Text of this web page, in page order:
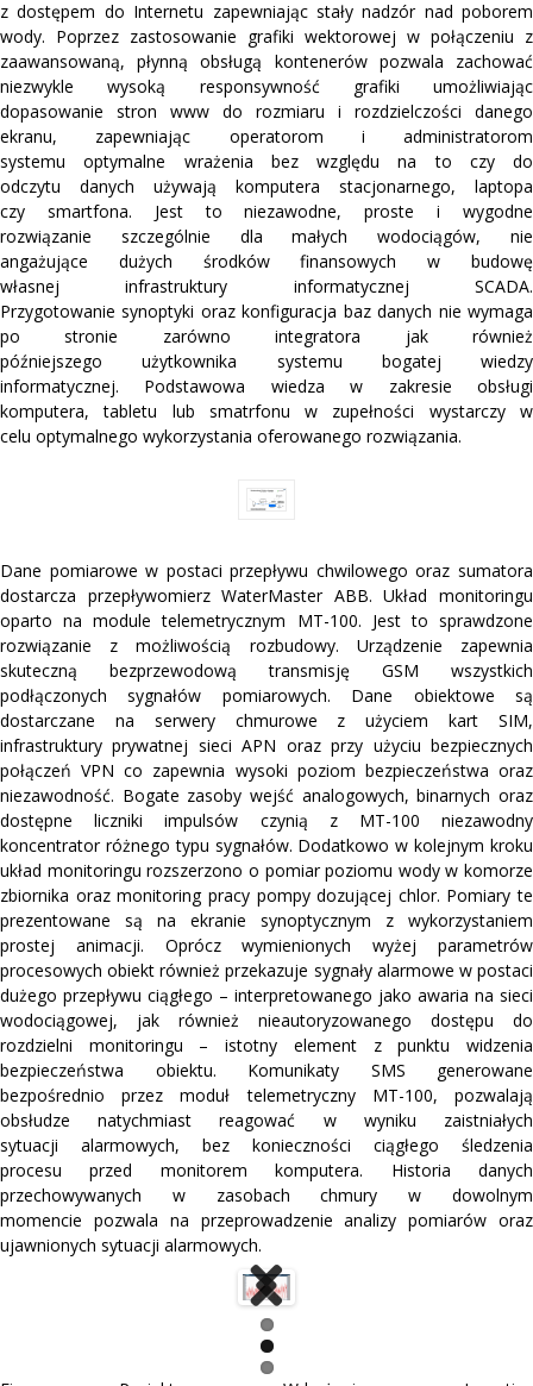
z dostępem do Internetu zapewniając stały nadzór nad poborem
wody. Poprzez zastosowanie grafiki wektorowej w połączeniu z
zaawansowaną, płynną obsługą kontenerów pozwala zachować
niezwykle wysoką responsywność grafiki umożliwiając
dopasowanie stron www do rozmiaru i rozdzielczości danego
ekranu, zapewniając operatorom i administratorom
systemu optymalne wrażenia bez względu na to czy do
odczytu danych używają komputera stacjonarnego, laptopa
czy smartfona. Jest to niezawodne, proste i wygodne
rozwiązanie szczególnie dla małych wodociągów, nie
angażujące dużych środków finansowych w budowę
własnej infrastruktury informatycznej SCADA.
Przygotowanie synoptyki oraz konfiguracja baz danych nie wymaga
po stronie zarówno integratora jak również
późniejszego użytkownika systemu bogatej wiedzy
informatycznej. Podstawowa wiedza w zakresie obsługi
komputera, tabletu lub smatrfonu w zupełności wystarczy w
celu optymalnego wykorzystania oferowanego rozwiązania.
Dane pomiarowe w postaci przepływu chwilowego oraz sumatora
dostarcza przepływomierz WaterMaster ABB. Układ monitoringu
oparto na module telemetrycznym MT-100. Jest to sprawdzone
rozwiązanie z możliwością rozbudowy. Urządzenie zapewnia
skuteczną bezprzewodową transmisję GSM wszystkich
podłączonych sygnałów pomiarowych. Dane obiektowe są
dostarczane na serwery chmurowe z użyciem kart SIM,
infrastruktury prywatnej sieci APN oraz przy użyciu bezpiecznych
połączeń VPN co zapewnia wysoki poziom bezpieczeństwa oraz
niezawodność. Bogate zasoby wejść analogowych, binarnych oraz
dostępne liczniki impulsów czynią z MT-100 niezawodny
koncentrator różnego typu sygnałów. Dodatkowo w kolejnym kroku
układ monitoringu rozszerzono o pomiar poziomu wody w komorze
zbiornika oraz monitoring pracy pompy dozującej chlor. Pomiary te
prezentowane są na ekranie synoptycznym z wykorzystaniem
prostej animacji. Oprócz wymienionych wyżej parametrów
procesowych obiekt również przekazuje sygnały alarmowe w postaci
dużego przepływu ciągłego – interpretowanego jako awaria na sieci
wodociągowej, jak również nieautoryzowanego dostępu do
rozdzielni monitoringu – istotny element z punktu widzenia
bezpieczeństwa obiektu. Komunikaty SMS generowane
bezpośrednio przez moduł telemetryczny MT-100, pozwalają
obsłudze natychmiast reagować w wyniku zaistniałych
sytuacji alarmowych, bez konieczności ciągłego śledzenia
procesu przed monitorem komputera. Historia danych
przechowywanych w zasobach chmury w dowolnym
momencie pozwala na przeprowadzenie analizy pomiarów oraz
ujawnionych sytuacji alarmowych.
Previous
Next